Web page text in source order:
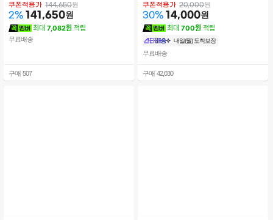
쿠폰적용가 144,650원
2% 141,650원
최대 7,082원 적립
무료배송
구매 507
쿠폰적용가 20,000원
30% 14,000원
최대 700원 적립
내일(월) 도착보장
무료배송
구매 42,030